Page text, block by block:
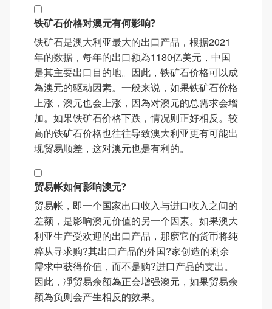
铁矿石价格对澳元有何影响?
铁矿石是澳大利亚最大的出口产品，根据2021
年的数据，每年的出口额為1180亿美元，中国
是其主要出口目的地。因此，铁矿石价格可以成
為澳元的驱动因素。一般来说，如果铁矿石价格
上涨，澳元也会上涨，因為对澳元的总需求会增
加。如果铁矿石价格下跌，情况则正好相反。较
高的铁矿石价格也往往导致澳大利亚更有可能出
现贸易顺差，这对澳元也是有利的。
贸易帐如何影响澳元?
贸易帐，即一个国家出口收入与进口收入之间的
差额，是影响澳元价值的另一个因素。如果澳大
利亚生产受欢迎的出口产品，那麽它的货币将纯
粹从寻求购?其出口产品的外国?家创造的剩余
需求中获得价值，而不是购?进口产品的支出。
因此，凈贸易余额為正会增强澳元，如果贸易余
额為负则会产生相反的效果。